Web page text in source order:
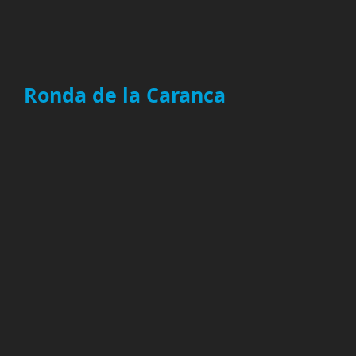
Ronda de la Caranca